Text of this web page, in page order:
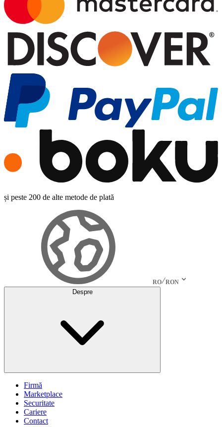
și peste 200 de alte metode de plată
RO RON
Despre
Firmă
Marketplace
Securitate
Cariere
Contact